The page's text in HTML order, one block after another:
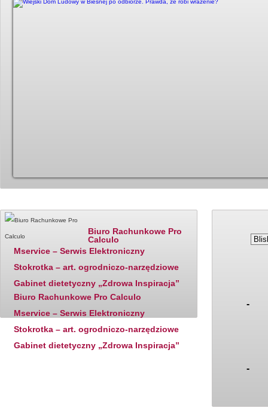
Biuro Rachunkowe Pro
Calculo
Mservice – Serwis Elektroniczny
Stokrotka – art. ogrodniczo-narzędziowe
Gabinet dietetyczny „Zdrowa Inspiracja”
Biuro Rachunkowe Pro Calculo
Mservice – Serwis Elektroniczny
Stokrotka – art. ogrodniczo-narzędziowe
Gabinet dietetyczny „Zdrowa Inspiracja”
-
-